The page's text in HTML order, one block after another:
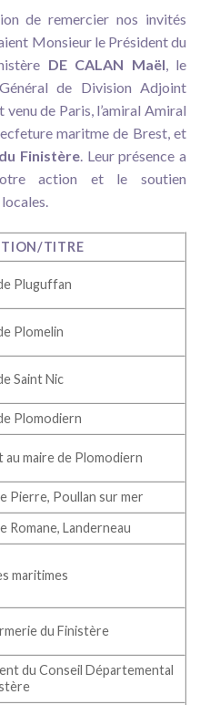
de remercier nos invités
Monsieur le Président du
DE CALAN Maël, le
de Division Adjoint
de Paris, l’amiral Amiral
maritme de Brest, et
Finistère. Leur présence a
action et le soutien
TITRE
Pluguffan
Plomelin
Saint Nic
Plomodiern
au maire de Plomodiern
Pierre, Poullan sur mer
Romane, Landerneau
maritimes
du Finistère
du Conseil Départemental